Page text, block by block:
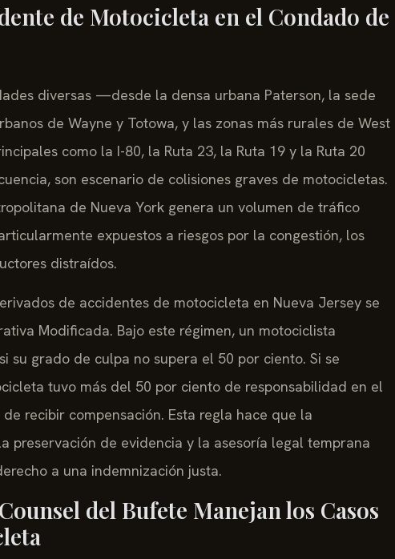
de Motocicleta en el Condado de
diversas —desde la densa urbana Paterson, la sede
de Wayne y Totowa, y las zonas más rurales de West
como la I-80, la Ruta 23, la Ruta 19 y la Ruta 20
son escenario de colisiones graves de motocicletas.
de Nueva York genera un volumen de tráfico
expuestos a riesgos por la congestión, los
distraídos.
de accidentes de motocicleta en Nueva Jersey se
Modificada. Bajo este régimen, un motociclista
su grado de culpa no supera el 50 por ciento. Si se
tuvo más del 50 por ciento de responsabilidad en el
recibir compensación. Esta regla hace que la
preservación de evidencia y la asesoría legal temprana
a una indemnización justa.
del Bufete Manejan los Casos